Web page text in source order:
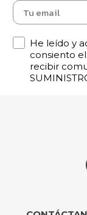
Política de
He leído y
consiento
recibir